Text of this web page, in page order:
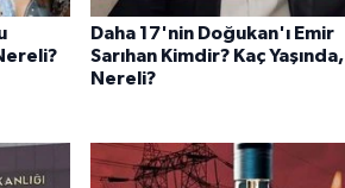
Daha 17'nin Doğukan'ı Emir
Sarıhan Kimdir? Kaç Yaşında,
Nereli?